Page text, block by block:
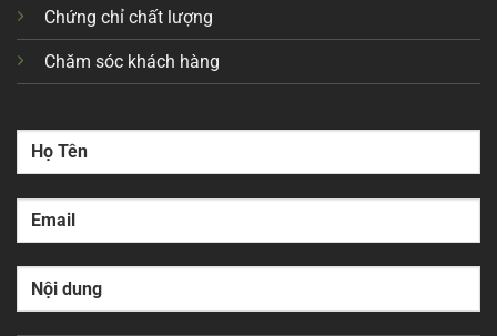
Chứng chỉ chất lượng
Chăm sóc khách hàng